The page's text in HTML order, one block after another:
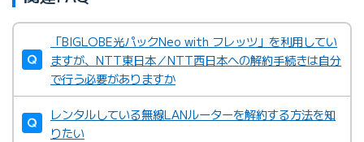
「BIGLOBE光パックNeo with フレッツ」を利用してい
ますが、NTT東日本／NTT西日本への解約手続きは自分
で行う必要がありますか
レンタルしている無線LANルーターを解約する方法を知
りたい